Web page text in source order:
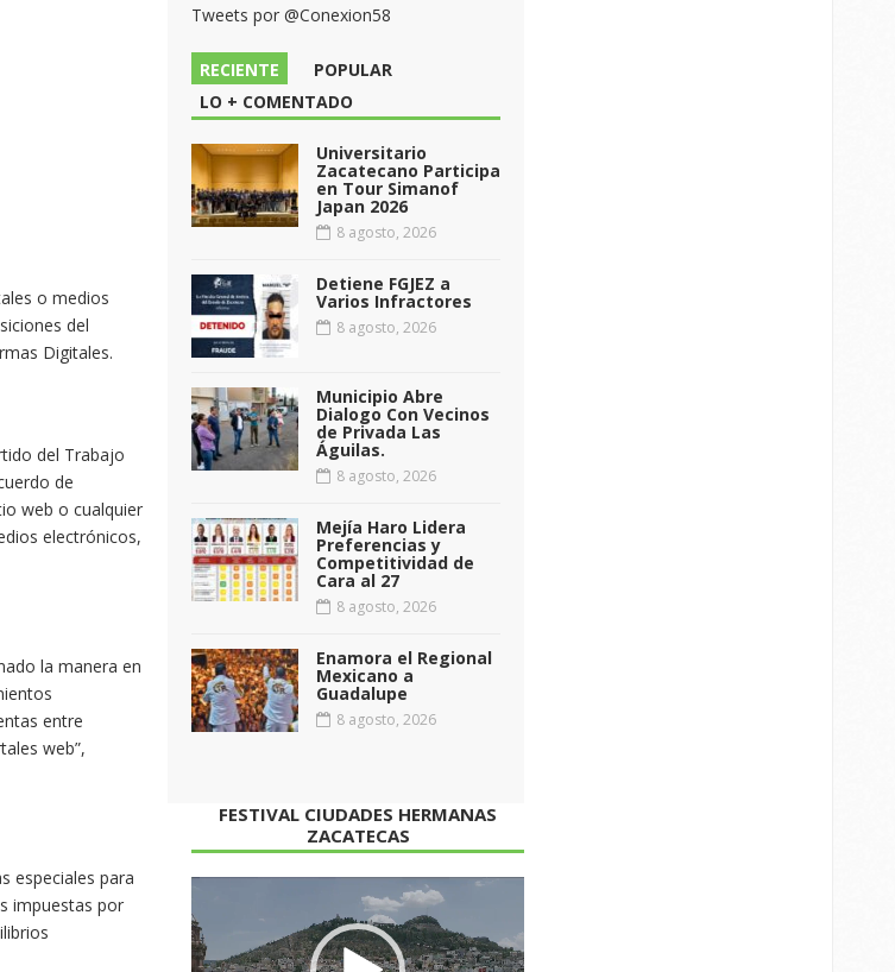
o medios
del
Digitales.
del Trabajo
de
web o cualquier
electrónicos,
la manera en
entre
web”,
especiales para
impuestas por
Tweets por @Conexion58
RECIENTE
POPULAR
LO + COMENTADO
Universitario
Zacatecano Participa
en Tour Simanof
Japan 2026
8 agosto, 2026
Detiene FGJEZ a
Varios Infractores
8 agosto, 2026
Municipio Abre
Dialogo Con Vecinos
de Privada Las
Águilas.
8 agosto, 2026
Mejía Haro Lidera
Preferencias y
Competitividad de
Cara al 27
8 agosto, 2026
Enamora el Regional
Mexicano a
Guadalupe
8 agosto, 2026
FESTIVAL CIUDADES HERMANAS
ZACATECAS
de
vídeo